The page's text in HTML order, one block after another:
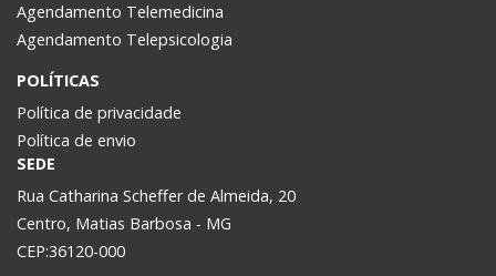
Agendamento Telemedicina
Agendamento Telepsicologia
POLÍTICAS
Política de privacidade
Política de envio
SEDE
Rua Catharina Scheffer de Almeida, 20
Centro, Matias Barbosa - MG
CEP:36120-000